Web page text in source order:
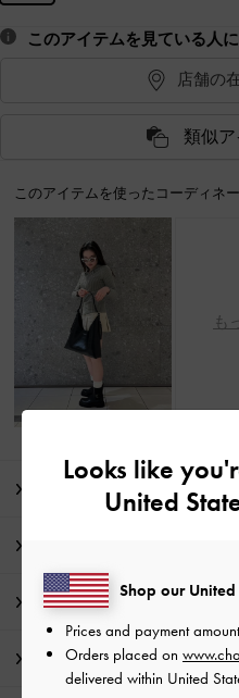
このアイテムを見ている人
店舗の
類似
このアイテムを使ったコーディネ
も
特典
配送 & 返品
Looks like
United
Shop our
Prices and payment
Orders placed on
delivered within United